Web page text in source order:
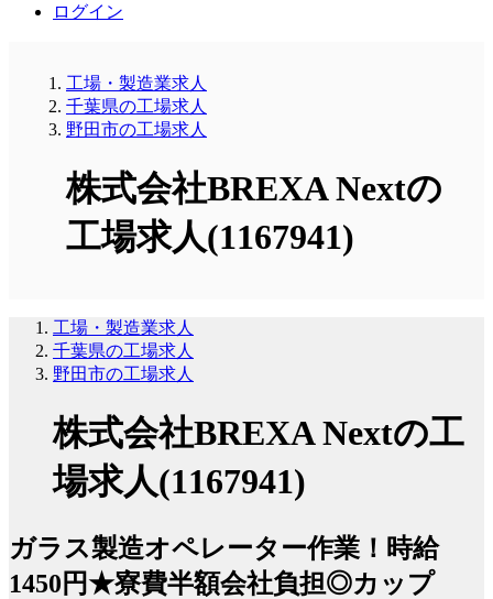
ログイン
工場・製造業求人
千葉県の工場求人
野田市の工場求人
株式会社BREXA Nextの
工場求人(1167941)
工場・製造業求人
千葉県の工場求人
野田市の工場求人
株式会社BREXA Nextの工
場求人(1167941)
ガラス製造オペレーター作業！時給
1450円★寮費半額会社負担◎カップ